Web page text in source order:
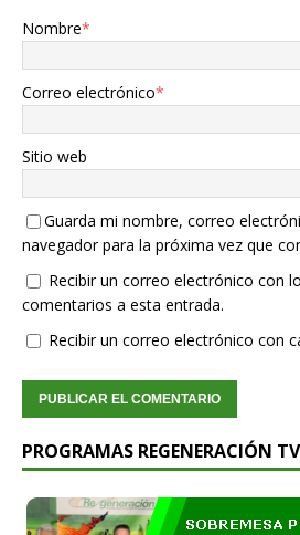
Nombre*
Correo electrónico*
Sitio web
Guarda mi nombre, correo
navegador para la próxima vez que
Recibir un correo electrónico con
comentarios a esta entrada.
Recibir un correo electrónico con
PROGRAMAS REGENERACIÓN TV